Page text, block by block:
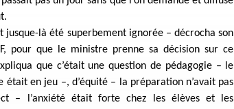
là été superbement ignorée – décrocha son
pour que le ministre prenne sa décision sur ce
que c’était une question de pédagogie – le
en jeu –, d’équité – la préparation n’avait pas
– l’anxiété était forte chez les élèves et les